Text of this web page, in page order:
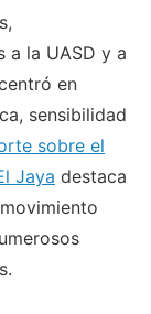
a la UASD y a
en
sensibilidad
sobre el
Jaya destaca